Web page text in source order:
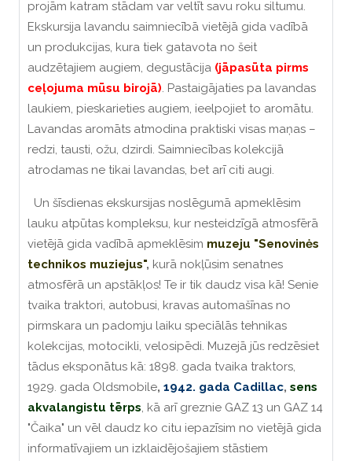
projām katram stādam var veltīt savu roku siltumu.
Ekskursija lavandu saimniecībā vietējā gida vadībā
un produkcijas, kura tiek gatavota no šeit
audzētajiem augiem, degustācija (jāpasūta pirms
ceļojuma mūsu birojā). Pastaigājaties pa lavandas
laukiem, pieskarieties augiem, ieelpojiet to aromātu.
Lavandas aromāts atmodina praktiski visas maņas –
redzi, tausti, ožu, dzirdi. Saimniecības kolekcijā
atrodamas ne tikai lavandas, bet arī citi augi.
Un šīsdienas ekskursijas noslēgumā apmeklēsim
lauku atpūtas kompleksu, kur nesteidzīgā atmosfērā
vietējā gida vadībā apmeklēsim muzeju "Senovinės
technikos muziejus", kurā nokļūsim senatnes
atmosfērā un apstākļos! Te ir tik daudz visa kā! Senie
tvaika traktori, autobusi, kravas automašīnas no
pirmskara un padomju laiku speciālās tehnikas
kolekcijas, motocikli, velosipēdi. Muzejā jūs redzēsiet
tādus eksponātus kā: 1898. gada tvaika traktors,
1929. gada Oldsmobile, 1942. gada Cadillac, sens
akvalangistu tērps, kā arī greznie GAZ 13 un GAZ 14
"Čaika" un vēl daudz ko citu iepazīsim no vietējā gida
informatīvajiem un izklaidējošajiem stāstiem